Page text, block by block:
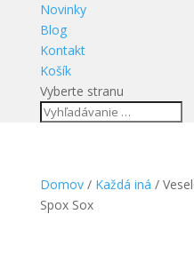
Novinky
Blog
Kontakt
Košík
Vyberte stranu
Domov/ Každá iná /
Spox Sox